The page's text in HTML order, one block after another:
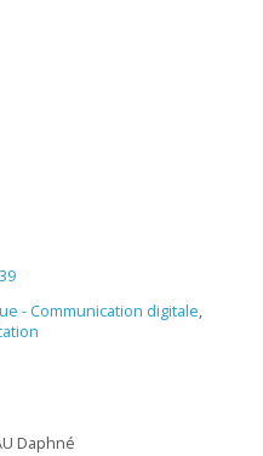
- Communication digitale,
Daphné